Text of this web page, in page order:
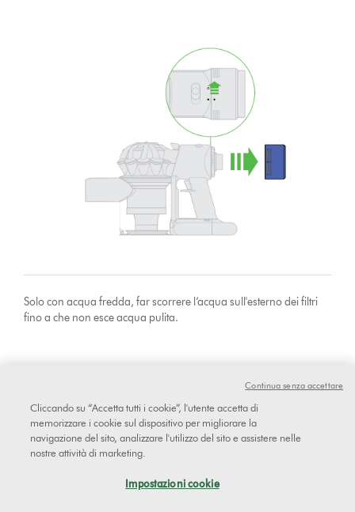
Solo con acqua fredda, far scorrere l’acqua sull'esterno dei filtri
fino a che non esce acqua pulita.
Cliccando su “Accetta tutti i cookie”, l'utente accetta di
memorizzare i cookie sul dispositivo per migliorare la
navigazione del sito, analizzare l'utilizzo del sito e assistere nelle
nostre attività di marketing.
Impostazioni cookie
Continua senza accettare